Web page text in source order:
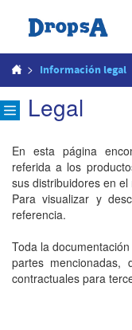
> Información legal
Legal
En esta página
referida a los
sus distribuidores en el
Para visualizar y
referencia.
Toda la
partes mencionadas,
contractuales para